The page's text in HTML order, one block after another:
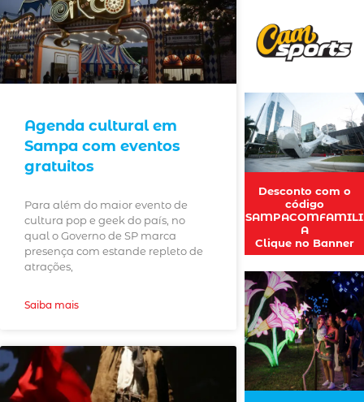
Agenda cultural em
Sampa com eventos
gratuitos
Para além do maior evento de
cultura pop e geek do país, no
qual o Governo de SP marca
presença com estande repleto de
atrações,
Saiba mais
Desconto com o
código
SAMPACOMFAMILI
A
Clique no Banner